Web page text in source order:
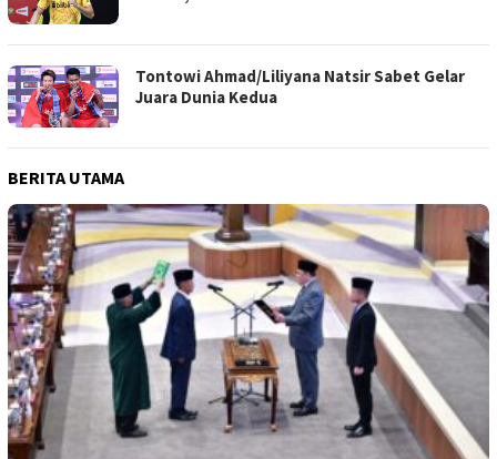
Tontowi Ahmad/Liliyana Natsir Sabet Gelar
Juara Dunia Kedua
BERITA UTAMA